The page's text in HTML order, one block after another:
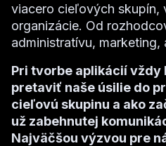
viacero cieľových skupín,
organizácie. Od
administratívu, marketing,
Pri tvorbe aplikácií vždy
pretaviť naše úsilie do
cieľovú skupinu a ako
už zabehnutej
Najväčšou výzvou pre